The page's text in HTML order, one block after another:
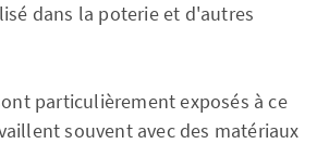
dans la poterie et d'autres
particulièrement exposés à ce
souvent avec des matériaux